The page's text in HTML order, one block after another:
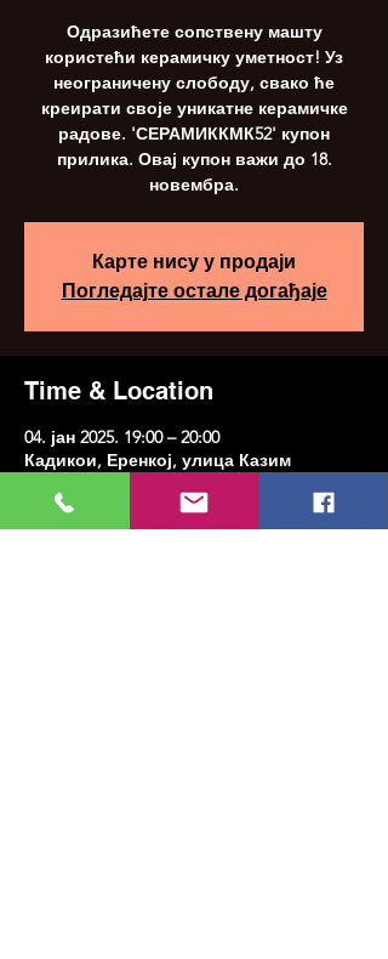
Одразићете сопствену машту
користећи керамичку уметност! Уз
неограничену слободу, свако ће
креирати своје уникатне керамичке
радове. 'СЕРАМИККМК52' купон
прилика. Овај купон важи до 18.
новембра.
Карте нису у продаји
Погледајте остале догађаје
Time & Location
04. јан 2025. 19:00 – 20:00
Кадикои, Еренкој, улица Казим
Истанбул, Туркиие